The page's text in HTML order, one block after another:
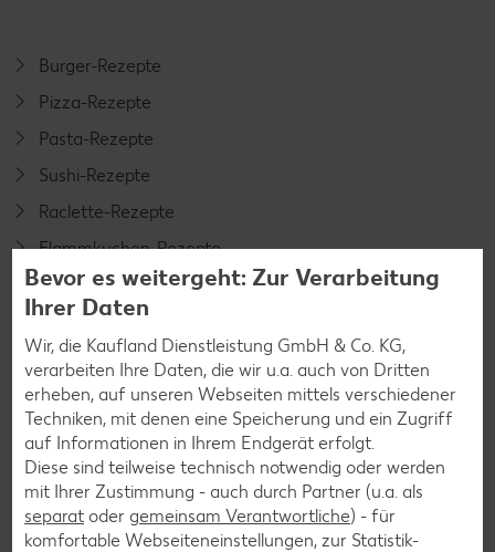
Burger-Rezepte
Pizza-Rezepte
Pasta-Rezepte
Sushi-Rezepte
Raclette-Rezepte
Flammkuchen-Rezepte
Frühstücksrezepte
Salat-Rezepte
Spargel-Rezepte
Fleisch-Rezepte
Fisch-Rezepte
Geflügel-Rezepte
Lamm-Rezepte
Bevor es weitergeht: Zur Verarbeitung
Ihrer Daten
Wir, die Kaufland Dienstleistung GmbH & Co. KG,
verarbeiten Ihre Daten, die wir u.a. auch von Dritten
erheben, auf unseren Webseiten mittels verschiedener
Techniken, mit denen eine Speicherung und ein Zugriff
auf Informationen in Ihrem Endgerät erfolgt.
Diese sind teilweise technisch notwendig oder werden
mit Ihrer Zustimmung - auch durch Partner (u.a. als
separat oder gemeinsam Verantwortliche) - für
komfortable Webseiteneinstellungen, zur Statistik-